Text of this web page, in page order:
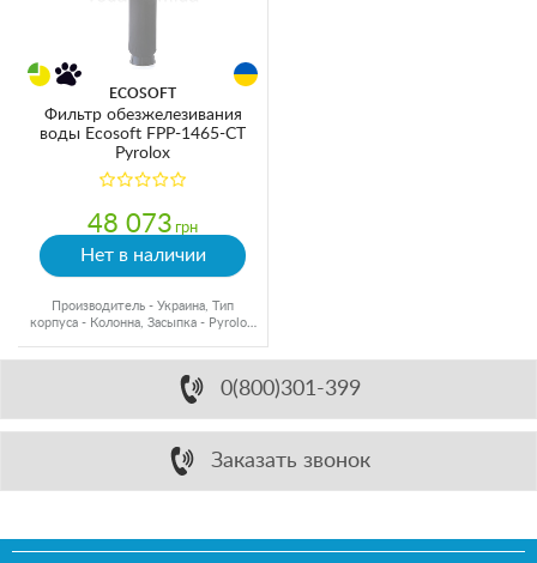
ECOSOFT
Фильтр обезжелезивания
воды Ecosoft FPP-1465-CT
Pyrolox
48 073 грн
Нет в наличии
Производитель - Украина, Тип
корпуса - Колонна, Засыпка - Pyrolox,
0(800)301-399
Заказать звонок